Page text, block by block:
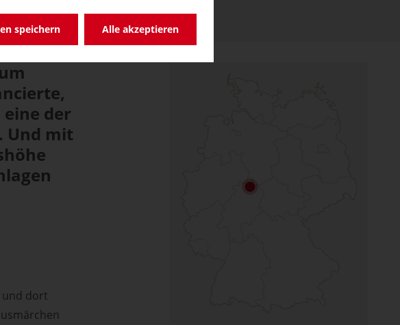
speichern Alle akzeptieren
der
Und mit
und dort